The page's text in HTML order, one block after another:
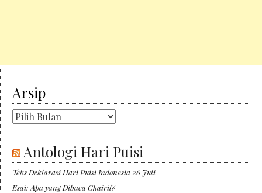
Arsip
Arsip
Antologi Hari Puisi
Teks Deklarasi Hari Puisi Indonesia 26 Juli
Esai: Apa yang Dibaca Chairil?